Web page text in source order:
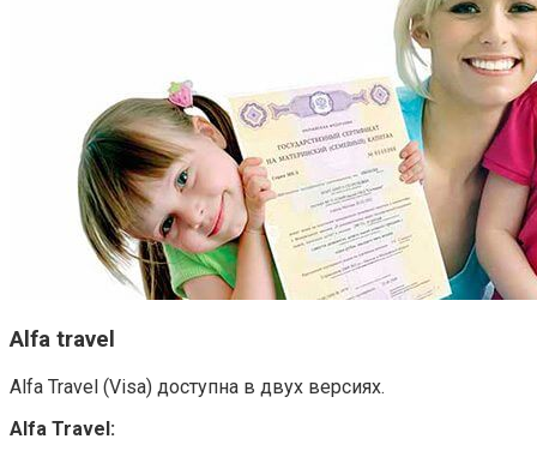
Alfa travel
Alfa Travel (Visa) доступна в двух версиях.
Alfa Travel: